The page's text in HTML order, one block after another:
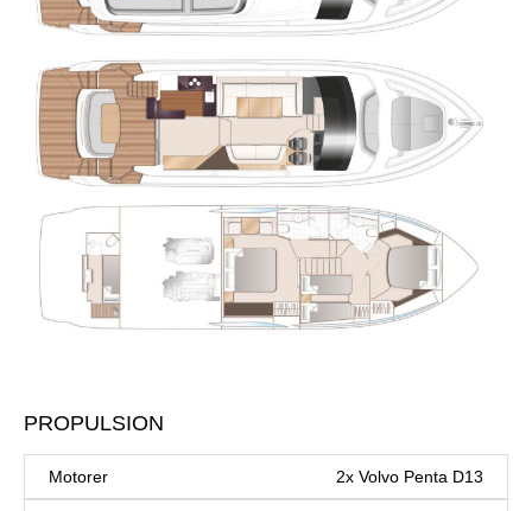
PROPULSION
Motorer 2x Volvo Penta D13